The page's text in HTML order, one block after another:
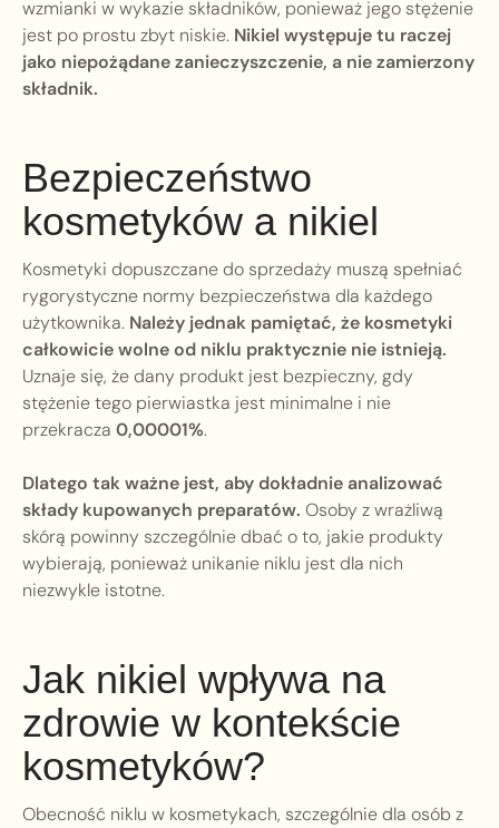
wzmianki w wykazie składników, ponieważ jego stężenie
jest po prostu zbyt niskie. Nikiel występuje tu raczej
jako niepożądane zanieczyszczenie, a nie zamierzony
składnik.
Bezpieczeństwo
kosmetyków a nikiel
Kosmetyki dopuszczane do sprzedaży muszą spełniać
rygorystyczne normy bezpieczeństwa dla każdego
użytkownika. Należy jednak pamiętać, że kosmetyki
całkowicie wolne od niklu praktycznie nie istnieją.
Uznaje się, że dany produkt jest bezpieczny, gdy
stężenie tego pierwiastka jest minimalne i nie
przekracza 0,00001%.
Dlatego tak ważne jest, aby dokładnie analizować
składy kupowanych preparatów. Osoby z wrażliwą
skórą powinny szczególnie dbać o to, jakie produkty
wybierają, ponieważ unikanie niklu jest dla nich
niezwykle istotne.
Jak nikiel wpływa na
zdrowie w kontekście
kosmetyków?
Obecność niklu w kosmetykach, szczególnie dla osób z